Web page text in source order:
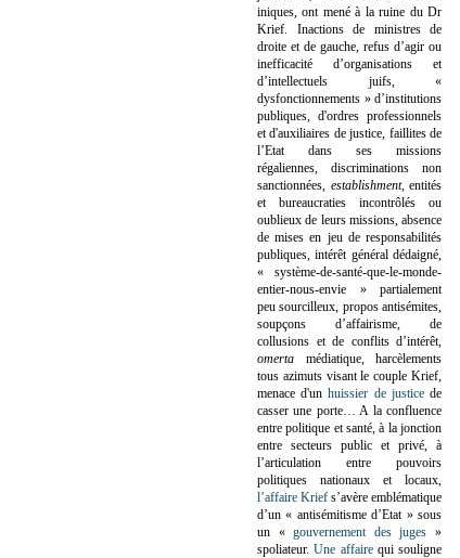
iniques, ont mené à la ruine du Dr
Krief. Inactions de ministres de
droite et de gauche, refus d’agir ou
inefficacité d’organisations et
d’intellectuels juifs, «
dysfonctionnements » d’institutions
publiques, d'ordres professionnels
et d'auxiliaires de justice, faillites de
l’Etat dans ses missions
régaliennes, discriminations non
sanctionnées, establishment, entités
et bureaucraties incontrôlés ou
oublieux de leurs missions, absence
de mises en jeu de responsabilités
publiques, intérêt général dédaigné,
« système-de-santé-que-le-monde-
entier-nous-envie » partialement
peu sourcilleux, propos antisémites,
soupçons d’affairisme, de
collusions et de conflits d’intérêt,
omerta médiatique, harcèlements
tous azimuts visant le couple Krief,
menace d'unhuissier de justicede
casser une porte… A la confluence
entre politique et santé, à la jonction
entre secteurs public et privé, à
l’articulation entre pouvoirs
politiques nationaux et locaux,
l’affaire Krief s’avère emblématique
d’un « antisémitisme d’Etat » sous
un «gouvernement des juges »
spoliateur.Une affairequi souligne